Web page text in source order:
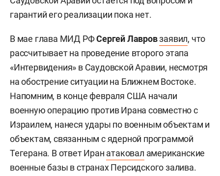
гарантий его реализации пока нет.
В мае глава МИД РФСергей Лавровзаявил, что
рассчитывает на проведение второго этапа
«Интервидения» в Саудовской Аравии, несмотря
на обострение ситуации на Ближнем Востоке.
Напомним, в конце февраля США начали
военную операцию против Ирана совместно с
Израилем, нанеся удары по военным объектам и
объектам, связанным с ядерной программой
Тегерана. В ответ Иран атаковал американские
военные базы в странах Персидского залива.